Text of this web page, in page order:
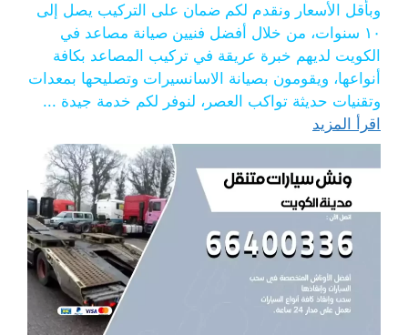
وبأقل الأسعار ونقدم لكم ضمان على التركيب يصل إلى
١٠ سنوات، من خلال أفضل فنيين صيانة مصاعد في
الكويت لديهم خبرة عريقة في تركيب المصاعد بكافة
أنواعها، ويقومون بصيانة الاسانسيرات وتصليحها بمعدات
وتقنيات حديثة تواكب العصر، لنوفر لكم خدمة جيدة ...
اقرأ المزيد